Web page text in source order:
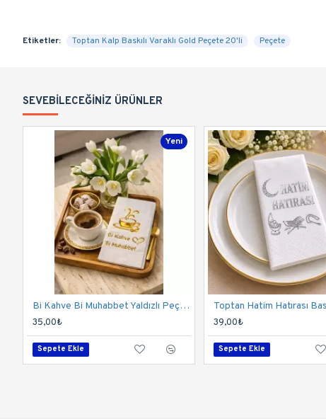
Etiketler: Toptan Kalp Baskılı Varaklı Gold Peçete 20'li Peçete
SEVEBILECEĞINIZ ÜRÜNLER
Yeni
Bi Kahve Bi Muhabbet Yaldızlı Peçete (12 Adet) - Toptan
35,00₺
Sepete Ekle
39,00₺
Sepete Ekle